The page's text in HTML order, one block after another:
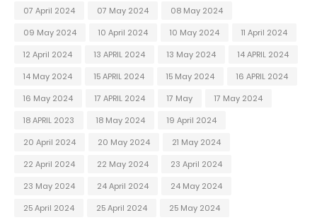
07 April 2024
07 May 2024
08 May 2024
09 May 2024
10 April 2024 10 May 2024
11 April 2024
12 April 2024
13 APRIL 2024 13 May 2024
14 APRIL 2024
14 May 2024
15 APRIL 2024 15 May 2024
16 APRIL 2024
16 May 2024
17 APRIL 2024 17 May
17 May 2024
18 APRIL 2023
18 May 2024
19 April 2024
20 April 2024
20 May 2024
21 May 2024
22 April 2024
22 May 2024
23 April 2024
23 May 2024
24 April 2024
24 May 2024
25 April 2024
25 April 2024
25 May 2024